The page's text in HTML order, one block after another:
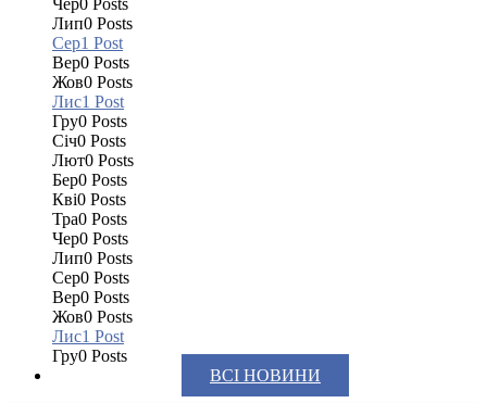
Лип0 Posts
Сер1 Post
Вер0 Posts
Жов0 Posts
Лис1 Post
Гру0 Posts
Січ0 Posts
Лют0 Posts
Бер0 Posts
Кві0 Posts
Тра0 Posts
Чер0 Posts
Лип0 Posts
Сер0 Posts
Вер0 Posts
Жов0 Posts
Лис1 Post
Гру0 Posts
ВСІ НОВИНИ